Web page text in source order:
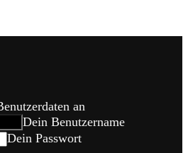
an
Dein Benutzername
Dein Passwort